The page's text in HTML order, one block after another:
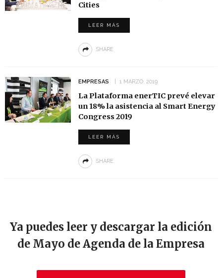
Cities
LEER MÁS
SHARE
EMPRESAS 1 MARZO, 2019
La Plataforma enerTIC prevé elevar
un 18% la asistencia al Smart Energy
Congress 2019
LEER MÁS
SHARE
Ya puedes leer y descargar la edición
de Mayo de Agenda de la Empresa